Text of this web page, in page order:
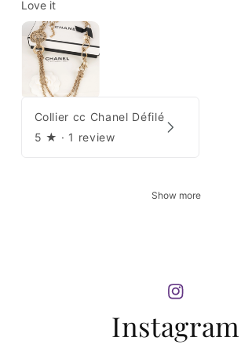
Love it
Collier cc Chanel Défilé
5 ★ · 1 review
Show more
Instagram